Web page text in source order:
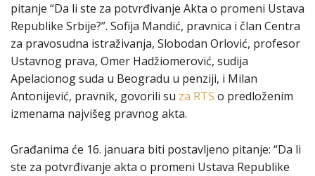
pitanje “Da li ste za potvrđivanje Akta o promeni Ustava
Republike Srbije?”. Sofija Mandić, pravnica i član Centra
za pravosudna istraživanja, Slobodan Orlović, profesor
Ustavnog prava, Omer Hadžiomerović, sudija
Apelacionog suda u Beogradu u penziji, i Milan
Antonijević, pravnik, govorili su za RTS o predloženim
izmenama najvišeg pravnog akta.
Građanima će 16. januara biti postavljeno pitanje: “Da li
ste za potvrđivanje akta o promeni Ustava Republike